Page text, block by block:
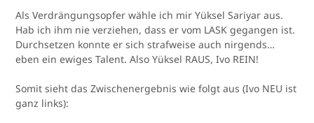
Als Verdrängungsopfer wähle ich mir Yüksel Sariyar aus.
Hab ich ihm nie verziehen, dass er vom LASK gegangen ist.
Durchsetzen konnte er sich strafweise auch nirgends…
eben ein ewiges Talent. Also Yüksel RAUS, Ivo REIN!
Somit sieht das Zwischenergebnis wie folgt aus (Ivo NEU ist
ganz links):